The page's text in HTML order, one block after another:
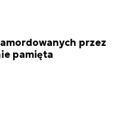
przez
pamięta